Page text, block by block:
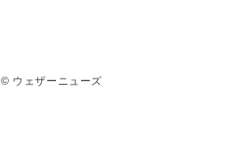
© ウェザーニューズ